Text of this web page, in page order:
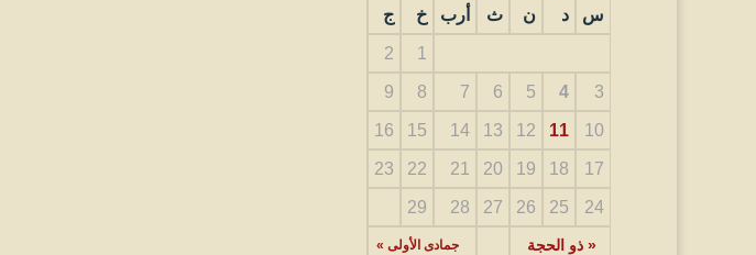
س د ن ث أرب خ ج
« ذو الحجة جمادى الأولى »
1
2
3
4
5
6
7
8
9
10
11
12
13
14
15
16
17
18
19
20
21
22
23
24
25
26
27
28
29